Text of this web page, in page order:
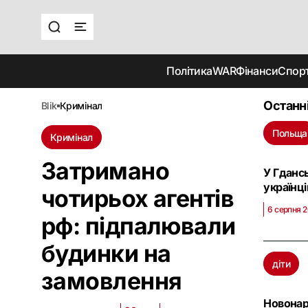
ПолітикаWARФінанси
blik кримінал
Кримінал
Затримано
чотирьох агентів
рф: підпалювали
будинки на
замовлення
Польща
У
6 серпня
діти